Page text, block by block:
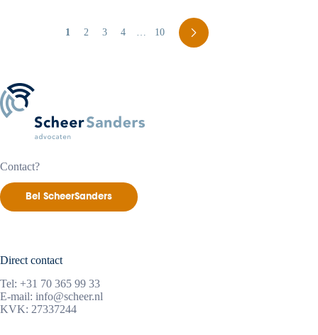
laten
uitkeren
1 2 3 4 … 10
Contact?
Bel ScheerSanders
Direct contact
Tel: +31 70 365 99 33
E-mail: info@scheer.nl
KVK: 27337244